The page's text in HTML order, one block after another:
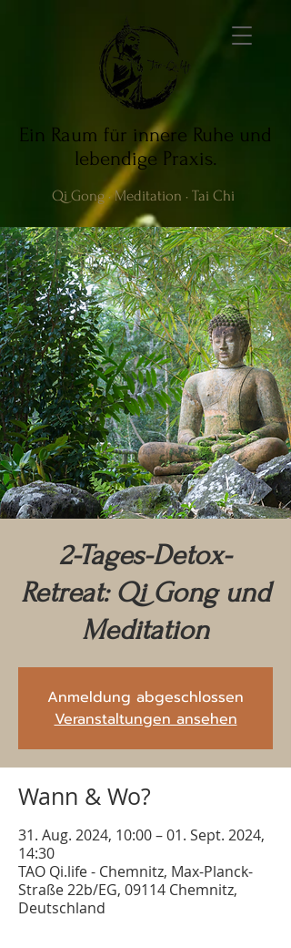
Ein Raum für innere Ruhe und
lebendige Praxis.
Qi Gong · Meditation · Tai Chi
2-Tages-Detox-
Retreat: Qi Gong und
Meditation
Anmeldung abgeschlossen
Veranstaltungen ansehen
Wann & Wo?
31. Aug. 2024, 10:00 – 01. Sept. 2024,
14:30
TAO Qi.life - Chemnitz, Max-Planck-
Straße 22b/EG, 09114 Chemnitz,
Deutschland